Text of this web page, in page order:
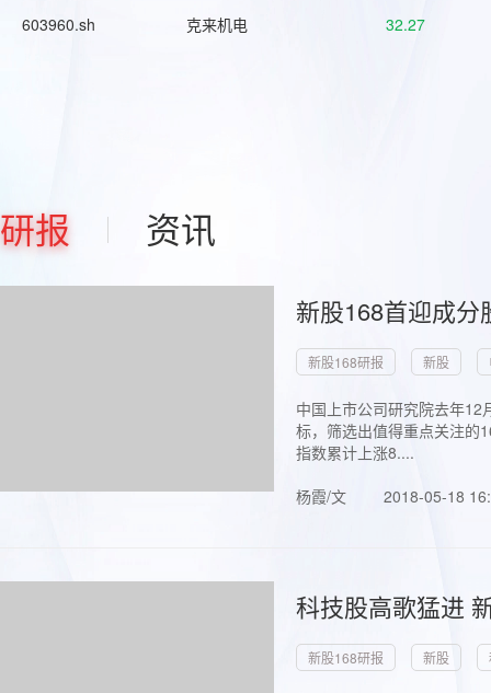
603960.sh 克来机电 32.27
研报 资讯
新股168首迎成
新股168研报 新股
中国上市公司研究院去年
标，筛选出值得重点关注的
指数累计上涨8....
杨霞/文
2018-05-18
科技股高歌猛进
新股168研报 新股